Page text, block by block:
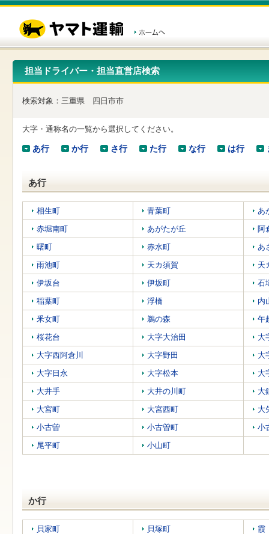
こ
ジ
ペ
移
こ
ヘ
こ
本
担当ドライバー・担当直営店検索
検索対象： 三重県 四日市市
大字・通称名の一覧から選択してください。
あ行 か行 さ行 た行 な行 は行
あ行
相生町 青葉町
あ
赤堀南町
あがたが丘
阿
曙町
赤水町
あ
雨池町
天カ須賀
天
伊坂台
伊坂町
石
稲葉町
浮橋
内
釆女町
鵜の森
午
桜花台
大字大治田
大
大字西阿倉川
大字野田
大
大字日永
大字松本
大
大井手
大井の川町
大
大宮町
大宮西町
大
小古曽
小古曽町
小
尾平町
小山町
か行
貝家町 貝塚町
霞